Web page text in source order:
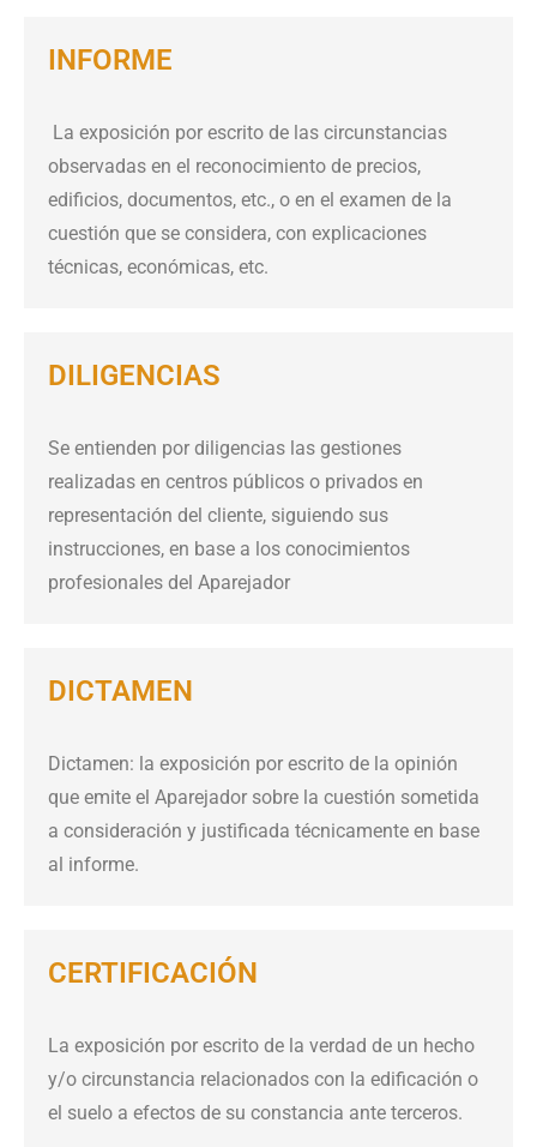
INFORME
La exposición por escrito de las circunstancias
observadas en el reconocimiento de precios,
edificios, documentos, etc., o en el examen de la
cuestión que se considera, con explicaciones
técnicas, económicas, etc.
DILIGENCIAS
Se entienden por diligencias las gestiones
realizadas en centros públicos o privados en
representación del cliente, siguiendo sus
instrucciones, en base a los conocimientos
profesionales del Aparejador
DICTAMEN
Dictamen: la exposición por escrito de la opinión
que emite el Aparejador sobre la cuestión sometida
a consideración y justificada técnicamente en base
al informe.
CERTIFICACIÓN
La exposición por escrito de la verdad de un hecho
y/o circunstancia relacionados con la edificación o
el suelo a efectos de su constancia ante terceros.